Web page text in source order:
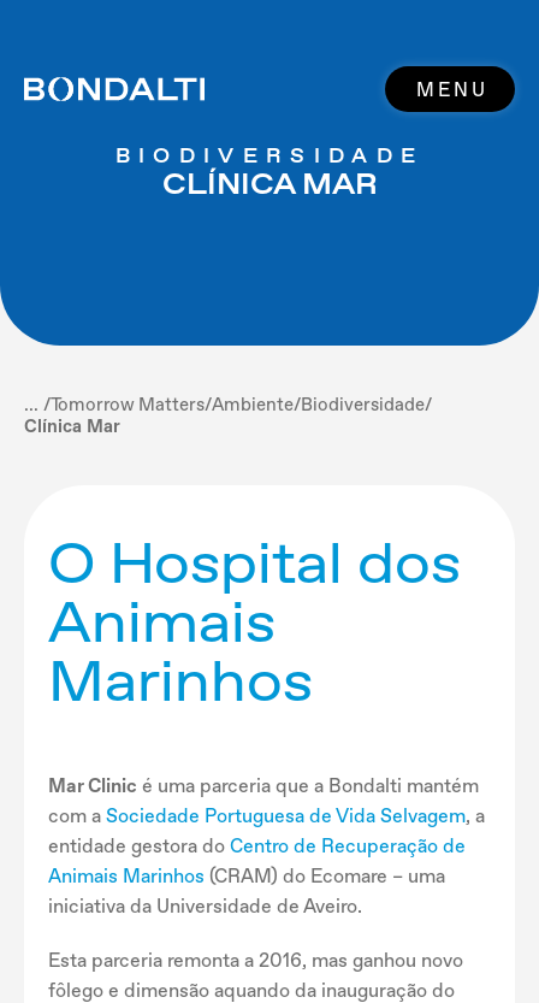
MENU
BIODIVERSIDADE
CLÍNICA MAR
... /Tomorrow Matters/Ambiente/Biodiversidade/
Clínica Mar
O Hospital dos
Animais
Marinhos
Mar Clinic é uma parceria que a Bondalti mantém
com a Sociedade Portuguesa de Vida Selvagem, a
entidade gestora do Centro de Recuperação de
Animais Marinhos (CRAM) do Ecomare – uma
iniciativa da Universidade de Aveiro.
Esta parceria remonta a 2016, mas ganhou novo
fôlego e dimensão aquando da inauguração do